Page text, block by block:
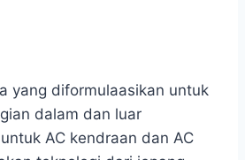
yang diformulaasikan untuk
dalam dan luar
AC kendraan dan AC